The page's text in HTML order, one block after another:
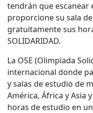
tendrán que escanear
proporcione su sala
gratuitamente sus
SOLIDARIDAD.
La OSE (Olimpiada
internacional donde
y salas de estudio de
América, África y Asia
horas de estudio en